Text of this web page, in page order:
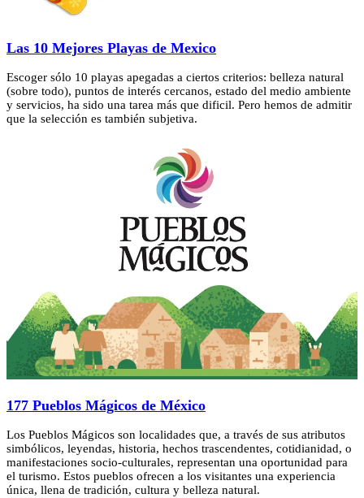
Las 10 Mejores Playas de Mexico
Escoger sólo 10 playas apegadas a ciertos criterios: belleza natural
(sobre todo), puntos de interés cercanos, estado del medio ambiente
y servicios, ha sido una tarea más que dificil. Pero hemos de admitir
que la selección es también subjetiva.
177 Pueblos Mágicos de México
Los Pueblos Mágicos son localidades que, a través de sus atributos
simbólicos, leyendas, historia, hechos trascendentes, cotidianidad, o
manifestaciones socio-culturales, representan una oportunidad para
el turismo. Estos pueblos ofrecen a los visitantes una experiencia
única, llena de tradición, cultura y belleza natural.